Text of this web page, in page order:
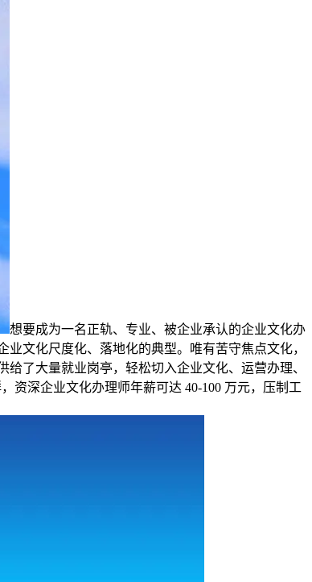
想要成为一名正轨、专业、被企业承认的企业文化办
文化尺度化、落地化的典型。唯有苦守焦点文化，
了大量就业岗亭，轻松切入企业文化、运营办理、
资深企业文化办理师年薪可达 40-100 万元，压制工